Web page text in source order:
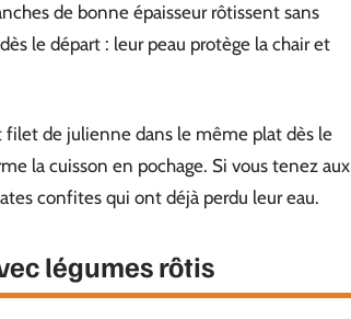
de bonne épaisseur rôtissent sans
le départ : leur peau protège la chair et
filet de julienne dans le même plat dès le
la cuisson en pochage. Si vous tenez aux
confites qui ont déjà perdu leur eau.
légumes rôtis